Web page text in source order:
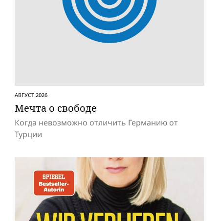
АВГУСТ 2026
Мечта о свободе
Когда невозможно отличить Германию от
Турции